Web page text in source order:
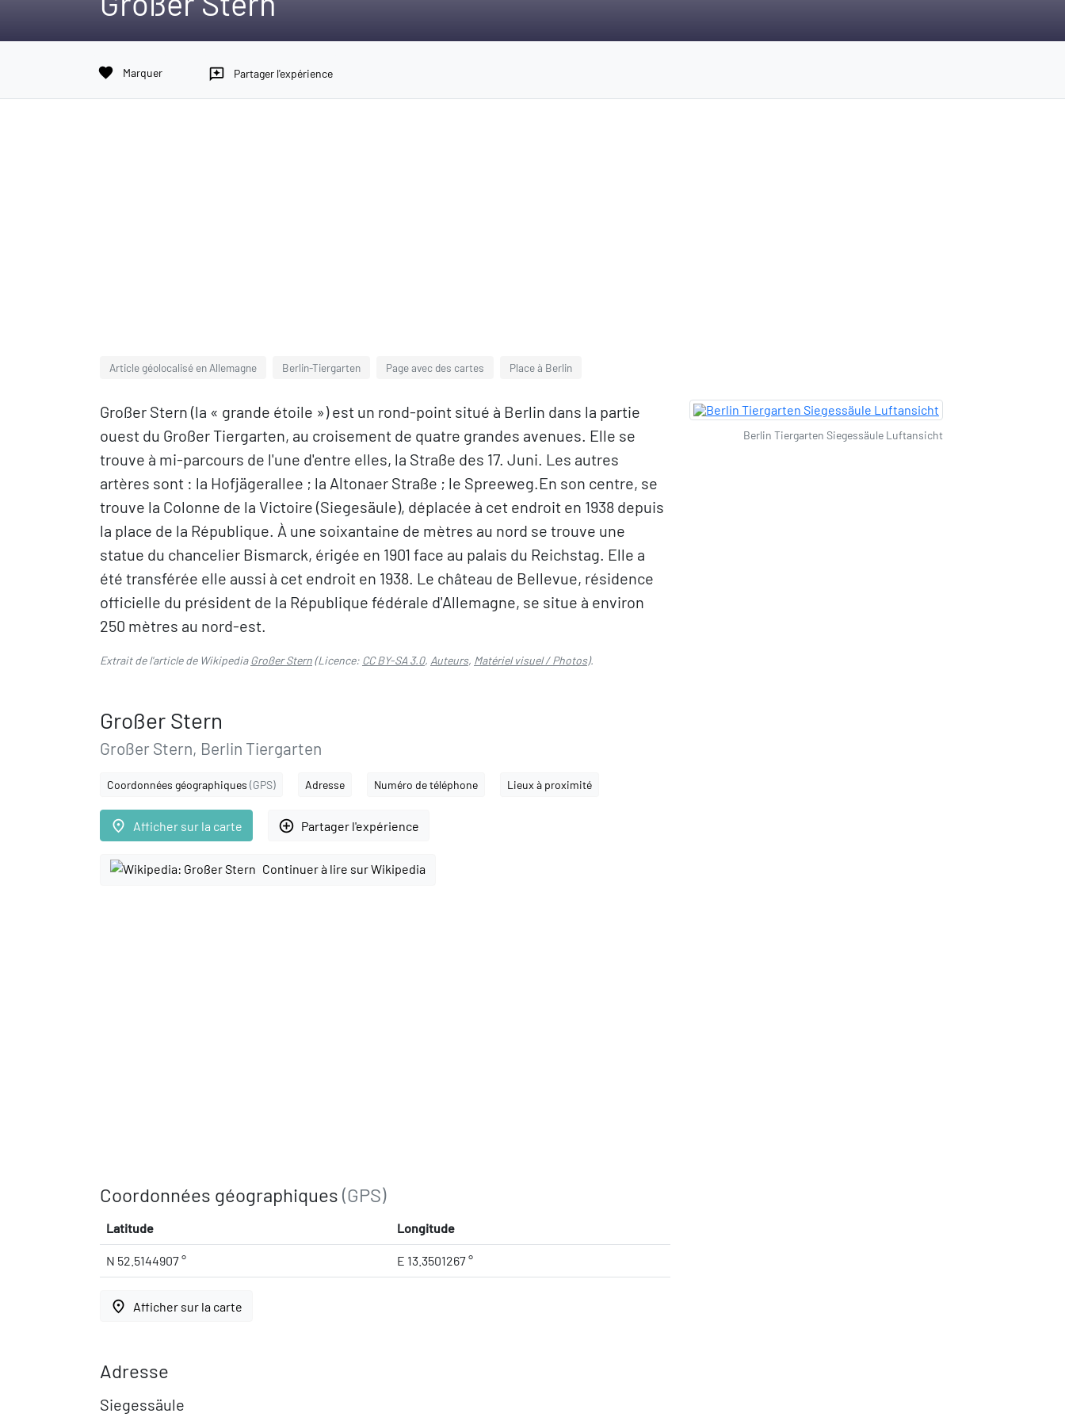
favorite Marquer reviews Partager l'expérience
Article géolocalisé en Allemagne Berlin-Tiergarten Page avec des cartes Place à Berlin
Großer Stern (la « grande étoile ») est un rond-point situé à Berlin dans la partie
ouest du Großer Tiergarten, au croisement de quatre grandes avenues. Elle se
trouve à mi-parcours de l'une d'entre elles, la Straße des 17. Juni. Les autres
artères sont : la Hofjägerallee ; la Altonaer Straße ; le Spreeweg.En son centre, se
trouve la Colonne de la Victoire (Siegesäule), déplacée à cet endroit en 1938 depuis
la place de la République. À une soixantaine de mètres au nord se trouve une
statue du chancelier Bismarck, érigée en 1901 face au palais du Reichstag. Elle a
été transférée elle aussi à cet endroit en 1938. Le château de Bellevue, résidence
officielle du président de la République fédérale d'Allemagne, se situe à environ
250 mètres au nord-est.
Extrait de l'article de WikipediaGroßer Stern(Licence: CC BY-SA 3.0, Auteurs, Matériel visuel / Photos).
Großer Stern
Großer Stern, Berlin Tiergarten
Coordonnées géographiques (GPS) Adresse Numéro de téléphone Lieux à proximité
place Afficher sur la carte add_circle_outline Partager l'expérience
Continuer à lire sur Wikipedia
Coordonnées géographiques (GPS)
Latitude Longitude
N 52.5144907 ° E 13.3501267 °
place Afficher sur la carte
Adresse
Siegessäule
Berlin Tiergarten Siegessäule Luftansicht